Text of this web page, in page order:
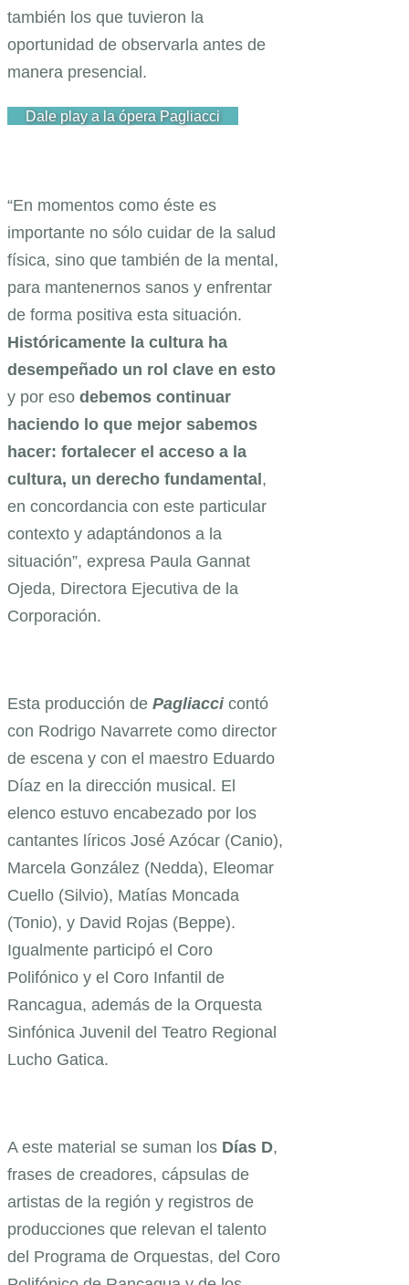
también los que tuvieron la
oportunidad de observarla antes de
manera presencial.
Dale play a la ópera Pagliacci
“En momentos como éste es
importante no sólo cuidar de la salud
física, sino que también de la mental,
para mantenernos sanos y enfrentar
de forma positiva esta situación.
Históricamente la cultura ha
desempeñado un rol clave en esto
y por eso debemos continuar
haciendo lo que mejor sabemos
hacer: fortalecer el acceso a la
cultura, un derecho fundamental,
en concordancia con este particular
contexto y adaptándonos a la
situación”, expresa Paula Gannat
Ojeda, Directora Ejecutiva de la
Corporación.
Esta producción de Pagliacci contó
con Rodrigo Navarrete como director
de escena y con el maestro Eduardo
Díaz en la dirección musical. El
elenco estuvo encabezado por los
cantantes líricos José Azócar (Canio),
Marcela González (Nedda), Eleomar
Cuello (Silvio), Matías Moncada
(Tonio), y David Rojas (Beppe).
Igualmente participó el Coro
Polifónico y el Coro Infantil de
Rancagua, además de la Orquesta
Sinfónica Juvenil del Teatro Regional
Lucho Gatica.
A este material se suman los Días D,
frases de creadores, cápsulas de
artistas de la región y registros de
producciones que relevan el talento
del Programa de Orquestas, del Coro